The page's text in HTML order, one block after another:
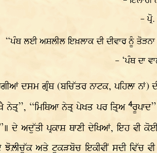
-
“ਪੰਥ ਲਈ ਅਸ਼ਲੀਲ ਇਖ਼ਲਾਕ ਦੀ ਦੀਵਾਰ ਨੂੰ ਤੋੜਨਾ
- ‘ਪੰਥ ਦਾ
ਦਸਮ ਗ੍ਰੰਥ (ਬਚਿੱਤਰ ਨਾਟਕ, ਪਹਿਲਾ
“ਮਿਥਿਆ ਨੇਤ੍ਰ ਪੇਖਤ ਪਰ ਤ੍ਰਿਅ4
ਦੇ ਅਦੁੱਤੀ ਪ੍ਰਕਾਸ਼ ਥਾਣੀ ਦੇਖਿਆਂ, ਇਹ ਵੀ ਕੋਈ
ਦੇ ਝੋਲ਼ੀਚੁੱਕ ਅਤੇ ਟੁਕੜਬੋਚ ਇਕੀਵੀਂ ਸਦੀ ਵਿੱਚ